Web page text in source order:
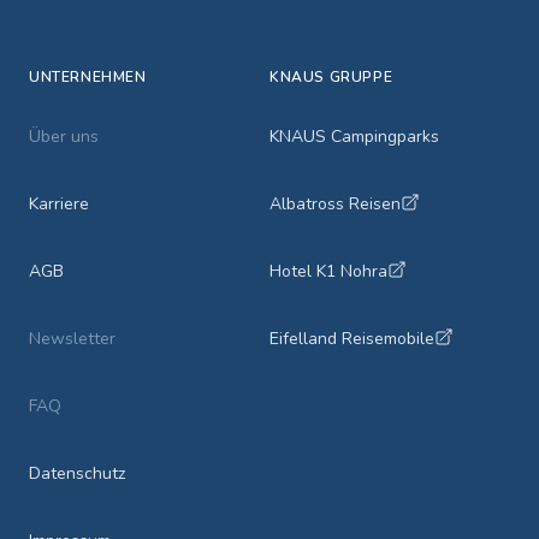
UNTERNEHMEN
Über uns
Karriere
AGB
Newsletter
FAQ
Datenschutz
KNAUS GRUPPE
KNAUS Campingparks
Albatross Reisen
Hotel K1 Nohra
Eifelland Reisemobile